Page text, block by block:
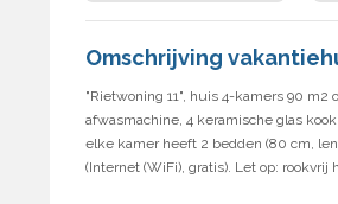
Omschrijving
"Rietwoning 11", huis 4-kamers 90
afwasmachine, 4 keramische glas
elke kamer heeft 2 bedden (80 cm,
(Internet (WiFi), gratis). Let op: